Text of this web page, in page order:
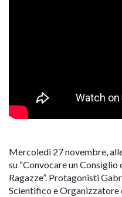
Mercoledì 27 novembre,
su “Convocare un
Ragazze”. Protagonisti
Scientifico e Organizzatore